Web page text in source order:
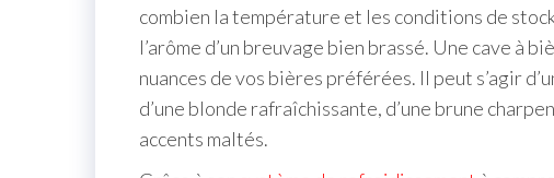
combien la température et les conditions de
l’arôme d’un breuvage bien brassé. Une cave à
nuances de vos bières préférées. Il peut s’agir
d’une blonde rafraîchissante, d’une brune
accents maltés.